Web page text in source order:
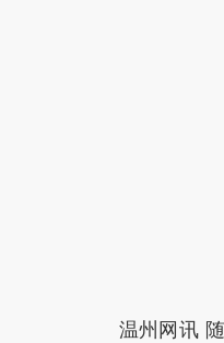
温州网讯 随